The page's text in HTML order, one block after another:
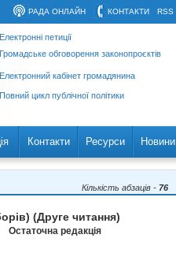
RSS
КОНТАКТИ
РАДА ОНЛАЙН
Електронні петиції
Громадське обговорення законопроєктів
Електронний кабінет громадянина
Повний цикл публічної політики
Контакти Ресурси Новини
Кількість абзаців - 76
(Друге читання)
Остаточна редакція